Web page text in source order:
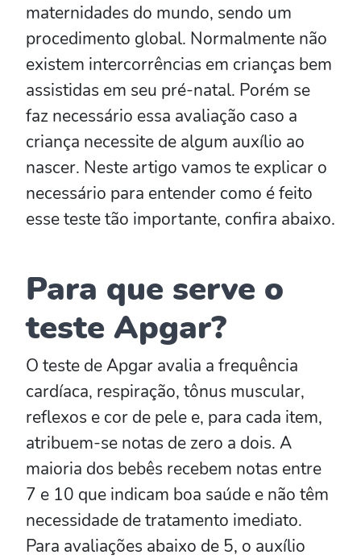
maternidades do mundo, sendo um
procedimento global. Normalmente não
existem intercorrências em crianças bem
assistidas em seu pré-natal. Porém se
faz necessário essa avaliação caso a
criança necessite de algum auxílio ao
nascer. Neste artigo vamos te explicar o
necessário para entender como é feito
esse teste tão importante, confira abaixo.
Para que serve o
teste Apgar?
O teste de Apgar avalia a frequência
cardíaca, respiração, tônus muscular,
reflexos e cor de pele e, para cada item,
atribuem-se notas de zero a dois. A
maioria dos bebês recebem notas entre
7 e 10 que indicam boa saúde e não têm
necessidade de tratamento imediato.
Para avaliações abaixo de 5, o auxílio